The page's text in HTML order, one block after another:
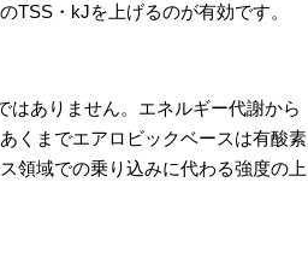
TSS・kJを上げるのが有効です。
はありません。エネルギー代謝から
くまでエアロビックベースは有酸素
領域での乗り込みに代わる強度の上